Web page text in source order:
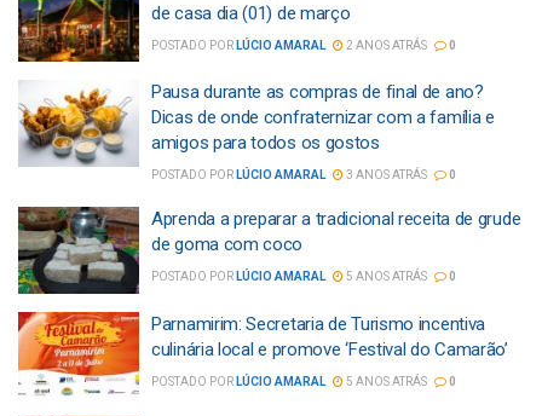
de casa dia (01) de março
POSTADO POR LÚCIO AMARAL 2 ANOS ATRÁS 0
Pausa durante as compras de final de ano?
Dicas de onde confraternizar com a família e
amigos para todos os gostos
POSTADO POR LÚCIO AMARAL 3 ANOS ATRÁS 0
Aprenda a preparar a tradicional receita de grude
de goma com coco
POSTADO POR LÚCIO AMARAL 5 ANOS ATRÁS 0
Parnamirim: Secretaria de Turismo incentiva
culinária local e promove ‘Festival do Camarão’
POSTADO POR LÚCIO AMARAL 5 ANOS ATRÁS 0